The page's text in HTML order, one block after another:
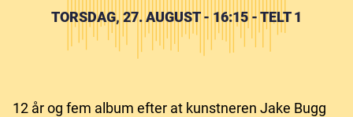
TORSDAG, 27. AUGUST - 16:15 - TELT 1
12 år og fem album efter at kunstneren Jake Bugg